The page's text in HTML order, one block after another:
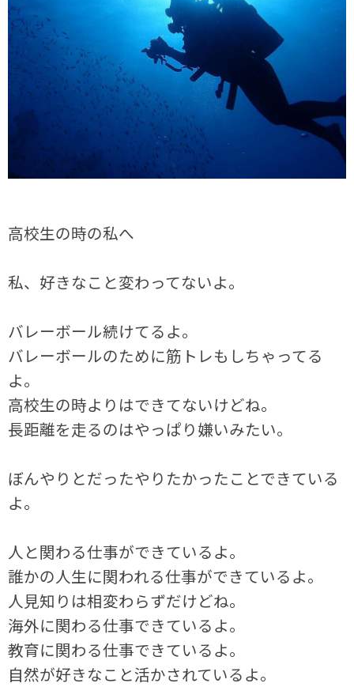
高校生の時の私へ
私、好きなこと変わってないよ。
バレーボール続けてるよ。
バレーボールのために筋トレもしちゃってる
よ。
高校生の時よりはできてないけどね。
長距離を走るのはやっぱり嫌いみたい。
ぼんやりとだったやりたかったことできている
よ。
人と関わる仕事ができているよ。
誰かの人生に関われる仕事ができているよ。
人見知りは相変わらずだけどね。
海外に関わる仕事できているよ。
教育に関わる仕事できているよ。
自然が好きなこと活かされているよ。